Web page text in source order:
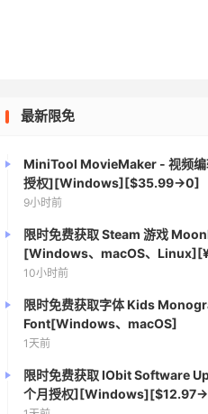
最新限免
MiniTool MovieMaker - 视频编
授权][Windows][$35.99→0]
9小时前
限时免费获取 Steam 游戏
[Windows、macOS、
10小时前
限时免费获取字体 Kids
Font[Windows、macOS]
1天前
限时免费获取 IObit Software
个月授权